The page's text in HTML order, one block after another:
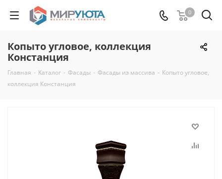
0
Копыто угловое, коллекция
Констанция
Главная - Каталог - Фасады - Фасады из массива - Копыто угловое,
коллекция Констанция